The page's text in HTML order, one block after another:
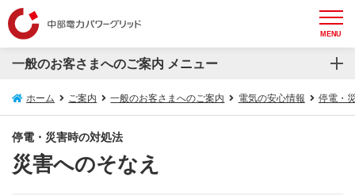
MENU
一般のお客さまへのご案内 メニュー
一般のお客さまへのご案内
再生可能エネルギー発電設備等の接続について
電気の安心情報
ホーム ご案内 一般のお客さまへのご案内 電気の安心情報 停電・
停電・災害時の対処法
災害へのそなえ